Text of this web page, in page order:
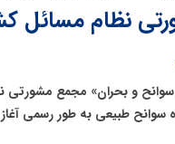
نظام مسائل
و بحران» مجمع مشورتی